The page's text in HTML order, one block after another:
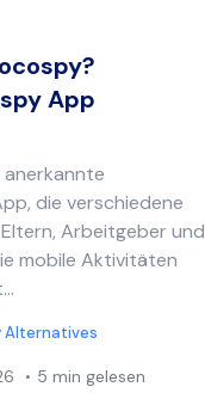
App
die verschiedene
Arbeitgeber und
mobile Aktivitäten
Alternatives
5 min gelesen